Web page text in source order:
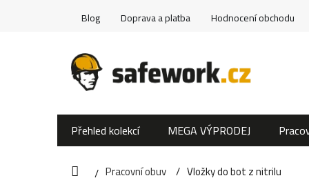
Blog Doprava a platba Hodnocení obchodu
Přehled kolekcí MEGA VÝPRODEJ
DomůPracovní obuv Vložky do bot z nitrilu